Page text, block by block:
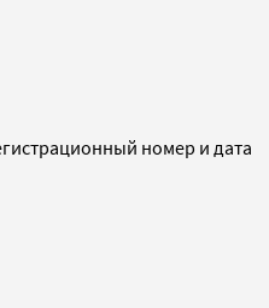
номер и дата